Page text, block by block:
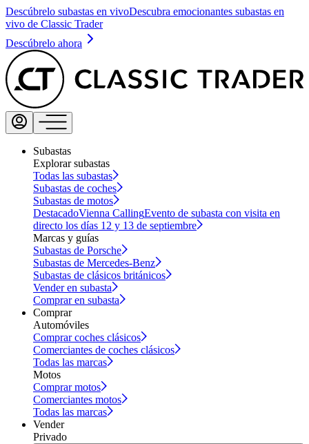
Descúbrelo subastas en vivoDescubra emocionantes subastas en
vivo de Classic Trader
Descúbrelo ahora
Subastas
Explorar subastas
Todas las subastas
Subastas de coches
Subastas de motos
DestacadoVienna CallingEvento de subasta con visita en
directo los días 12 y 13 de septiembre
Marcas y guías
Subastas de Porsche
Subastas de Mercedes-Benz
Subastas de clásicos británicos
Vender en subasta
Comprar en subasta
Comprar
Automóviles
Comprar coches clásicos
Comerciantes de coches clásicos
Todas las marcas
Motos
Comprar motos
Comerciantes motos
Todas las marcas
Vender
Privado